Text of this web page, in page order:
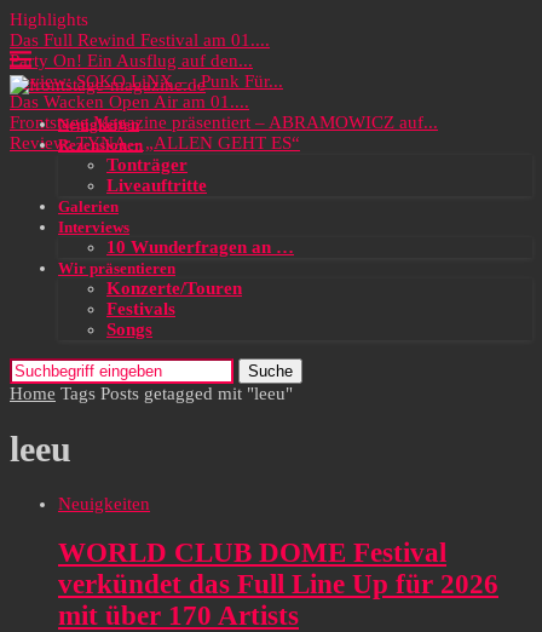
Highlights
Das Full Rewind Festival am 01....
Party On! Ein Ausflug auf den...
Review: SOKO LiNX – „Punk Für...
Das Wacken Open Air am 01....
Frontstage Magazine präsentiert – ABRAMOWICZ auf...
Review: TYNA – „ALLEN GEHT ES“
Neuigkeiten
Rezensionen
Tonträger
Liveauftritte
Galerien
Interviews
10 Wunderfragen an …
Wir präsentieren
Konzerte/Touren
Festivals
Songs
Suche
Home Tags Posts getagged mit "leeu"
leeu
Neuigkeiten
WORLD CLUB DOME Festival
verkündet das Full Line Up für 2026
mit über 170 Artists